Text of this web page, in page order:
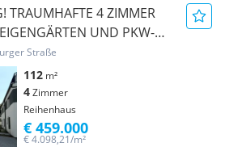
TRAUMHAFTE 4 ZIMMER
UND PKW-
Straße
112 m²
4Zimmer
Reihenhaus
€ 4.098,21/m²
€ 459.000